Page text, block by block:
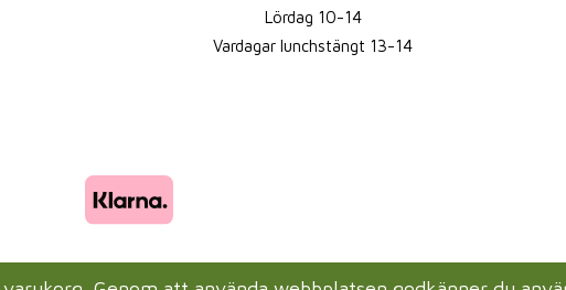
Lördag 10-14
Vardagar lunchstängt 13-14